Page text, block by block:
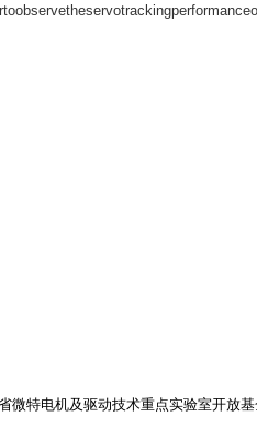
特电机及驱动技术重点实验室开